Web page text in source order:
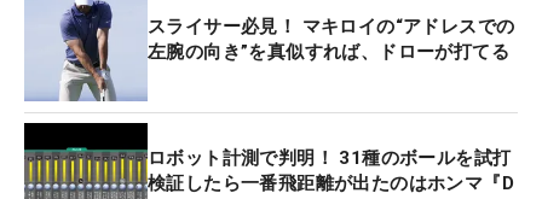
スライサー必見！ マキロイの“アドレスでの
左腕の向き”を真似すれば、ドローが打てる
ロボット計測で判明！ 31種のボールを試打
検証したら一番飛距離が出たのはホンマ『D